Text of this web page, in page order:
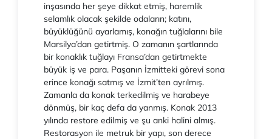
inşasında her şeye dikkat etmiş, haremlik
selamlık olacak şekilde odaların; katını,
büyüklüğünü ayarlamış, konağın tuğlalarını bile
Marsilya’dan getirtmiş. O zamanın şartlarında
bir konaklık tuğlayı Fransa’dan getirtmekte
büyük iş ve para. Paşanın İzmitteki görevi sona
erince konağı satmış ve İzmit’ten ayrılmış.
Zamanla da konak terkedilmiş ve harabeye
dönmüş, bir kaç defa da yanmış. Konak 2013
yılında restore edilmiş ve şu anki halini almış.
Restorasyon ile metruk bir yapı, son derece